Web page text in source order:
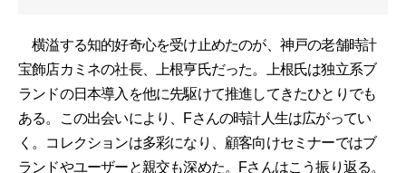
横溢する知的好奇心を受け止めたのが、神戸の老舗時計
宝飾店カミネの社長、上根亨氏だった。上根氏は独立系ブ
ランドの日本導入を他に先駆けて推進してきたひとりでも
ある。この出会いにより、Fさんの時計人生は広がってい
く。コレクションは多彩になり、顧客向けセミナーではブ
ランドやユーザーと親交も深めた。Fさんはこう振り返る。